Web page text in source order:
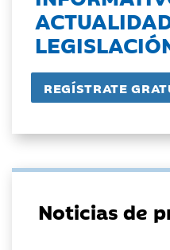
Noticias de